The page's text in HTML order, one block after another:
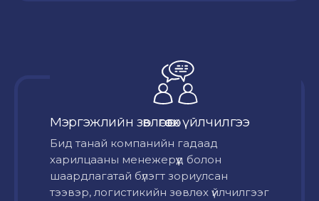
Мэргэжлийн зөвлөгөө өгөх үйлчилгээ
Бид танай компанийн гадаад
харилцааны менежерүүд болон
шаардлагатай бүлэгт зориулсан
тээвэр, логистикийн зөвлөх үйлчилгээг